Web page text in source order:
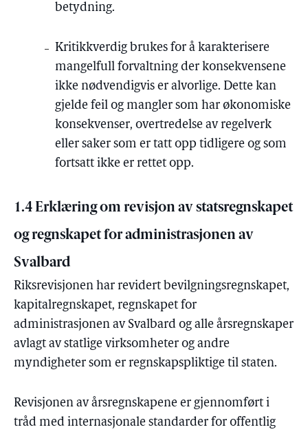
betydning.
Kritikkverdig brukes for å karakterisere
mangelfull forvaltning der konsekvensene
ikke nødvendigvis er alvorlige. Dette kan
gjelde feil og mangler som har økonomiske
konsekvenser, overtredelse av regelverk
eller saker som er tatt opp tidligere og som
fortsatt ikke er rettet opp.
1.4 Erklæring om revisjon av statsregnskapet
og regnskapet for administrasjonen av
Svalbard
Riksrevisjonen har revidert bevilgningsregnskapet,
kapitalregnskapet, regnskapet for
administrasjonen av Svalbard og alle årsregnskaper
avlagt av statlige virksomheter og andre
myndigheter som er regnskapspliktige til staten.
Revisjonen av årsregnskapene er gjennomført i
tråd med internasjonale standarder for offentlig